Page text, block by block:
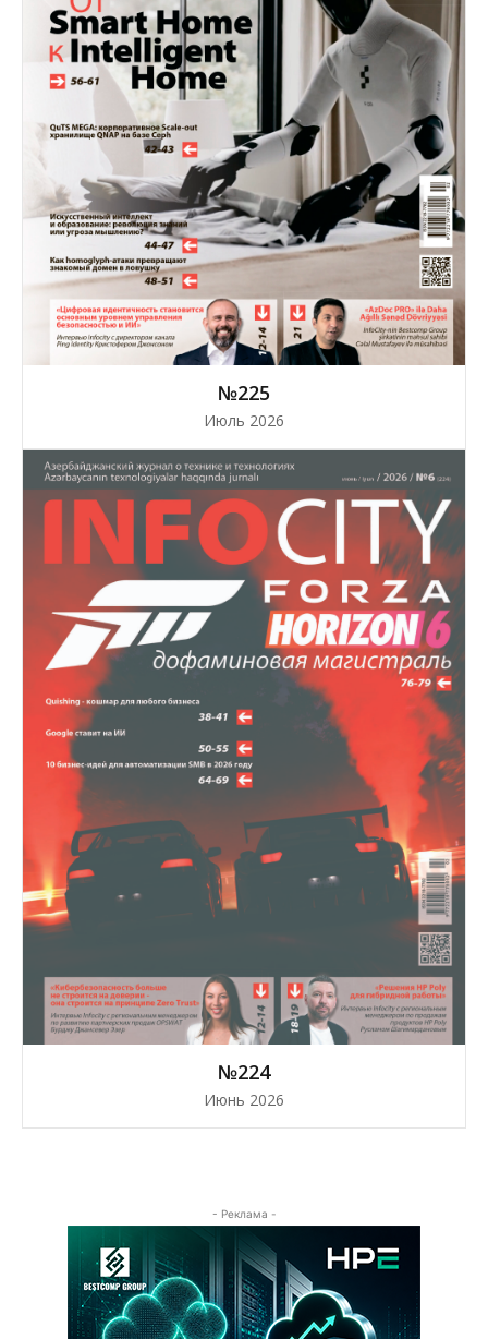
№225
Июль 2026
№224
Июнь 2026
- Реклама -